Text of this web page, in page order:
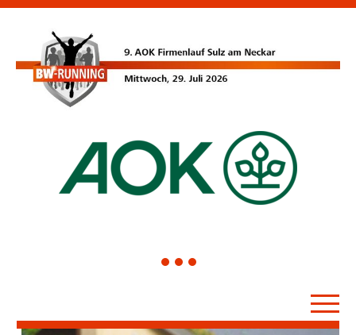
1 2 3